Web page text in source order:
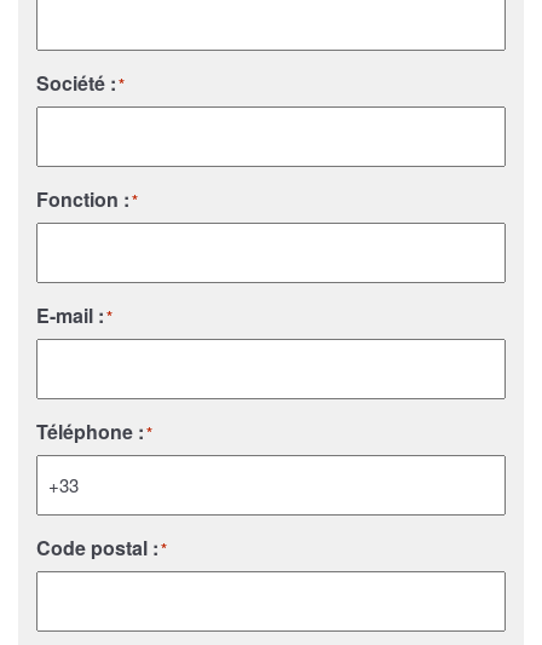
Société :*
Fonction :*
E-mail :*
Téléphone :*
Code postal :*